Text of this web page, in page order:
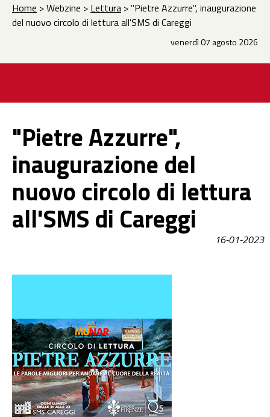
Home > Webzine > Lettura > "Pietre Azzurre", inaugurazione
del nuovo circolo di lettura all'SMS di Careggi
venerdì 07 agosto 2026
"Pietre Azzurre",
inaugurazione del
nuovo circolo di lettura
all'SMS di Careggi
16-01-2023